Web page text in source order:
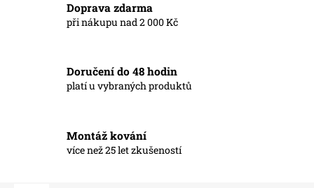
Doprava zdarma
při nákupu nad 2 000 Kč
Doručení do 48 hodin
platí u vybraných produktů
Montáž kování
více než 25 let zkušeností